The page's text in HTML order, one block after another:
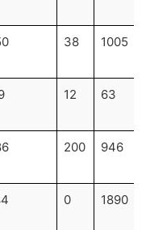
38 1005
12 63
200 946
0 1890